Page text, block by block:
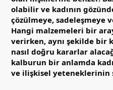
olabilir ve kadının
çözülmeye, sadeleşmeye
Hangi malzemeleri bir
verirken, aynı şekilde bir
nasıl doğru kararlar
kalburun bir anlamda
ve ilişkisel yeteneklerinin